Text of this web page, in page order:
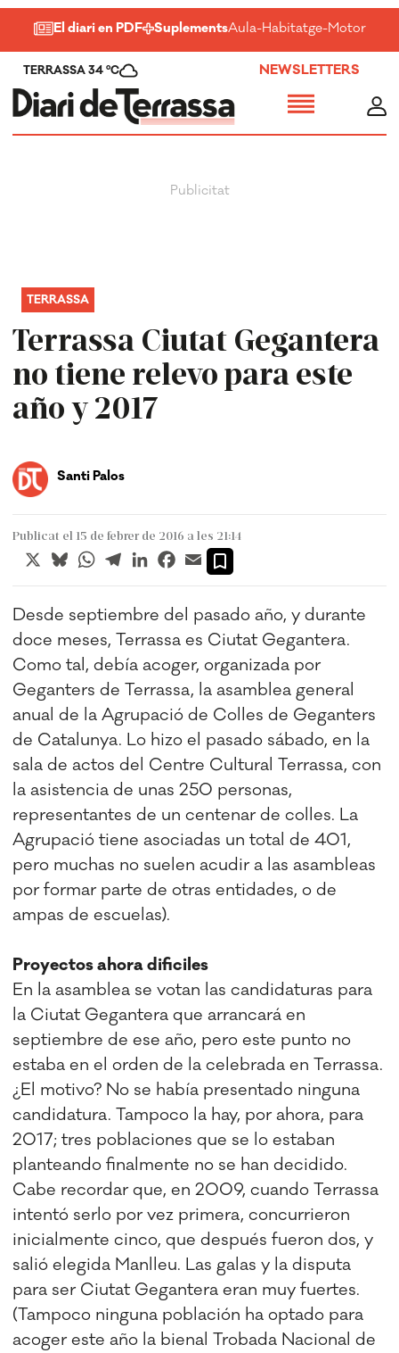
El diari en PDF SuplementsAula-Habitatge-Motor-
TERRASSA 34 ºC NEWSLETTERS
Terrassa Ciutat Gegantera
no tiene relevo para este
año y 2017
TERRASSA
Santi Palos
Publicat el 15 de febrer de 2016 a les 21:14
X BlueskyWhatsApp
TelegramLinkedInFacebook
Email
Desde septiembre del pasado año, y durante
doce meses, Terrassa es Ciutat Gegantera.
Como tal, debía acoger, organizada por
Geganters de Terrassa, la asamblea general
anual de la Agrupació de Colles de Geganters
de Catalunya. Lo hizo el pasado sábado, en la
sala de actos del Centre Cultural Terrassa, con
la asistencia de unas 250 personas,
representantes de un centenar de colles. La
Agrupació tiene asociadas un total de 401,
pero muchas no suelen acudir a las asambleas
por formar parte de otras entidades, o de
ampas de escuelas).
Proyectos ahora dificiles
En la asamblea se votan las candidaturas para
la Ciutat Gegantera que arrancará en
septiembre de ese año, pero este punto no
estaba en el orden de la celebrada en Terrassa.
¿El motivo? No se había presentado ninguna
candidatura. Tampoco la hay, por ahora, para
2017; tres poblaciones que se lo estaban
planteando finalmente no se han decidido.
Cabe recordar que, en 2009, cuando Terrassa
intentó serlo por vez primera, concurrieron
inicialmente cinco, que después fueron dos, y
salió elegida Manlleu. Las galas y la disputa
para ser Ciutat Gegantera eran muy fuertes.
(Tampoco ninguna población ha optado para
acoger este año la bienal Trobada Nacional de